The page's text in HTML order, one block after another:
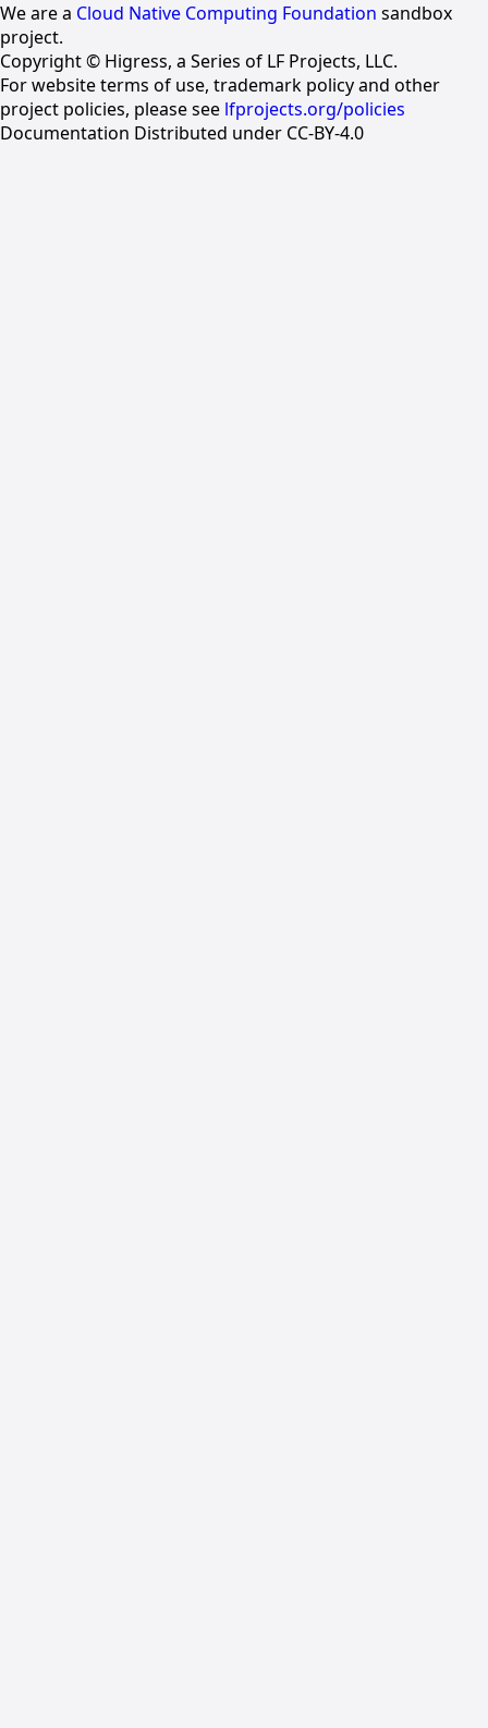
We are a Cloud Native Computing Foundation sandbox
project.
Copyright © Higress, a Series of LF Projects, LLC.
For website terms of use, trademark policy and other
project policies, please see lfprojects.org/policies
Documentation Distributed under CC-BY-4.0